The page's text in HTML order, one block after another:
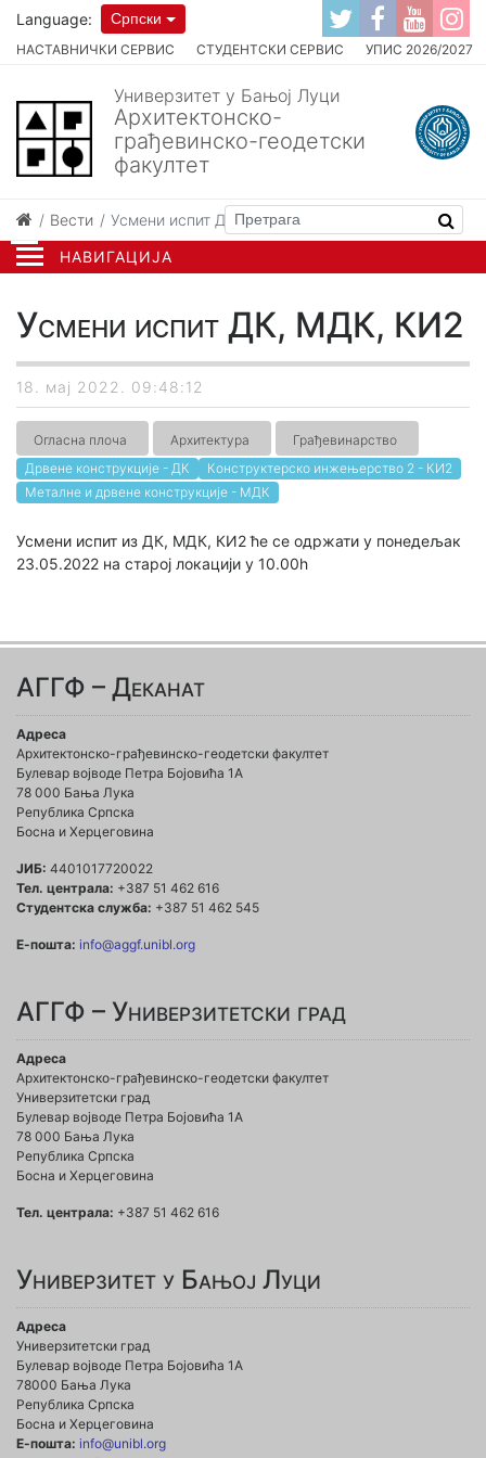
НАВИГАЦИЈА
НАСТАВНИЧКИ СЕРВИС СТУДЕНТСКИ СЕРВИС УПИС 2026/2027
Language: Српски
Универзитет у Бањој Луци
Архитектонско-
грађевинско-геодетски
факултет
Вести Усмени испит ДК, МДК, КИ2
Усмени испит ДК, МДК, КИ2
18. мај 2022. 09:48:12
Огласна плоча Архитектура
Грађевинарство
Дрвене конструкције - ДК
Конструктерско инжењерство 2 - КИ2
Металне и дрвене конструкције - МДК
Усмени испит из ДК, МДК, КИ2 ће се одржати у понедељак
23.05.2022 на старој локацији у 10.00h
АГГФ – Деканат
Адреса
Архитектонско-грађевинско-геодетски факултет
Булевар војводе Петра Бојовића 1A
78 000 Бања Лука
Република Српска
Босна и Херцеговина
ЈИБ: 4401017720022
Тел. централа: +387 51 462 616
Студентска служба: +387 51 462 545
Е-пошта: info@aggf.unibl.org
АГГФ – Универзитетски град
Адреса
Архитектонско-грађевинско-геодетски факултет
Универзитетски град
Булевар војводе Петра Бојовића 1A
78 000 Бања Лука
Република Српска
Босна и Херцеговина
Тел. централа: +387 51 462 616
Универзитет у Бањој Луци
Адреса
Универзитетски град
Булевар војводе Петра Бојовића 1А
78000 Бања Лука
Република Српска
Босна и Херцеговина
Е-пошта: info@unibl.org